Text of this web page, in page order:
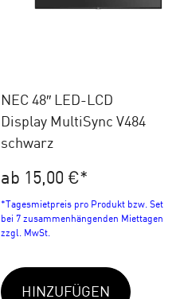
NEC 48″ LED-LCD
Display MultiSync V484
schwarz
ab 15,00 €*
*Tagesmietpreis pro Produkt bzw. Set
bei 7 zusammenhängenden Miettagen
zzgl. MwSt.
HINZUFÜGEN